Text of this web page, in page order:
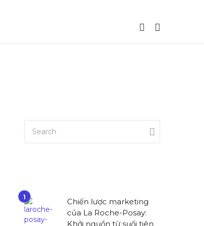
Chiến lược marketing
của La Roche-Posay:
Khởi nguồn từ suối tiên